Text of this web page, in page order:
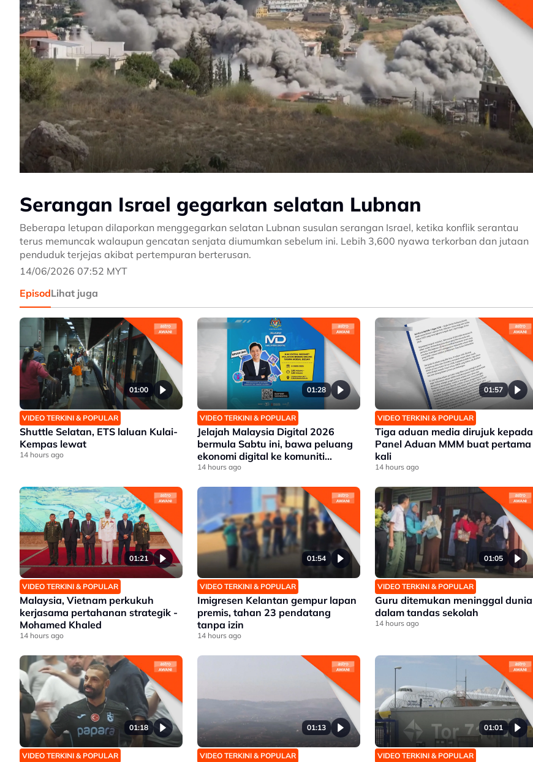
Serangan Israel gegarkan selatan Lubnan
Beberapa letupan dilaporkan menggegarkan selatan Lubnan susulan serangan Israel, ketika konflik serantau
terus memuncak walaupun gencatan senjata diumumkan sebelum ini. Lebih 3,600 nyawa terkorban dan jutaan
penduduk terjejas akibat pertempuran berterusan.
14/06/2026 07:52 MYT
EpisodLihat juga
01:00
VIDEO TERKINI & POPULAR
Shuttle Selatan, ETS laluan Kulai-
Kempas lewat
14 hours ago
01:28
VIDEO TERKINI & POPULAR
Jelajah Malaysia Digital 2026
bermula Sabtu ini, bawa peluang
ekonomi digital ke komuniti
setempat
14 hours ago
01:57
VIDEO TERKINI & POPULAR
Tiga aduan media dirujuk kepada
Panel Aduan MMM buat pertama
kali
14 hours ago
01:21
VIDEO TERKINI & POPULAR
Malaysia, Vietnam perkukuh
kerjasama pertahanan strategik -
Mohamed Khaled
14 hours ago
01:54
VIDEO TERKINI & POPULAR
Imigresen Kelantan gempur lapan
premis, tahan 23 pendatang
tanpa izin
14 hours ago
01:05
VIDEO TERKINI & POPULAR
Guru ditemukan meninggal dunia
dalam tandas sekolah
14 hours ago
01:18
VIDEO TERKINI & POPULAR
01:13
VIDEO TERKINI & POPULAR
01:01
VIDEO TERKINI & POPULAR